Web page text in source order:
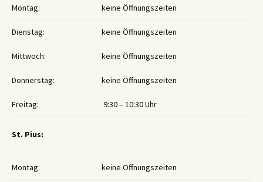
Montag: keine Öffnungszeiten
Dienstag: keine Öffnungszeiten
Mittwoch: keine Öffnungszeiten
Donnerstag: keine Öffnungszeiten
Freitag: 9:30 – 10:30 Uhr
St. Pius:
Montag: keine Öffnungszeiten